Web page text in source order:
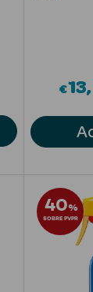
from
€13
40%
SOBRE PVPR